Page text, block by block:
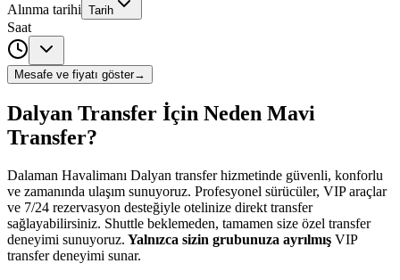
Alınma tarihi Tarih
Saat
Mesafe ve fiyatı göster→
Dalyan Transfer İçin Neden Mavi
Transfer?
Dalaman Havalimanı Dalyan transfer hizmetinde güvenli, konforlu
ve zamanında ulaşım sunuyoruz. Profesyonel sürücüler, VIP araçlar
ve 7/24 rezervasyon desteğiyle otelinize direkt transfer
sağlayabilirsiniz. Shuttle beklemeden, tamamen size özel transfer
deneyimi sunuyoruz. Yalnızca sizin grubunuza ayrılmış VIP
transfer deneyimi sunar.